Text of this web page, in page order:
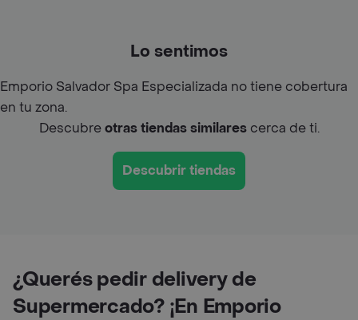
Lo sentimos
Emporio Salvador Spa Especializada no tiene cobertura
en tu zona.
Descubreotras tiendas similarescerca de ti.
Descubrir tiendas
¿Querés pedir delivery de
Supermercado? ¡En Emporio